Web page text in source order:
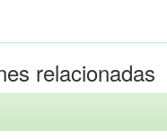
relacionadas